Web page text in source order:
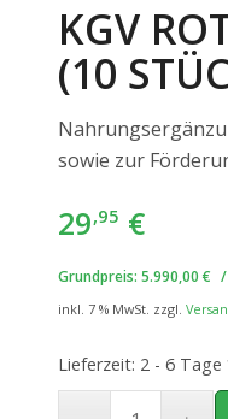
KGV
(10
sowie zur
29,95 €
Grundpreis: 5.990,00 € /
inkl. 7 % MwSt. zzgl.
Lieferzeit: 2 - 6 Tage